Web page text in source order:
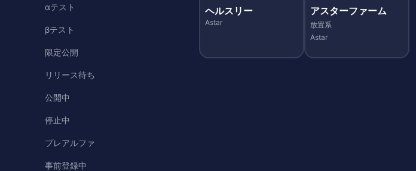
αテスト
βテスト
限定公開
リリース待ち
公開中
停止中
プレアルファ
事前登録中
ヘルスリー
Astar
アスターファーム
放置系
Astar